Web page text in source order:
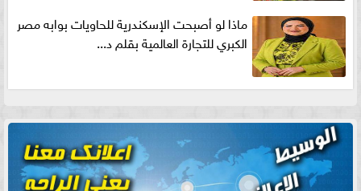
ماذا لو أصبحت الإسكندرية للحاويات بوابه مصر
الكبري للتجارة العالمية بقلم د...